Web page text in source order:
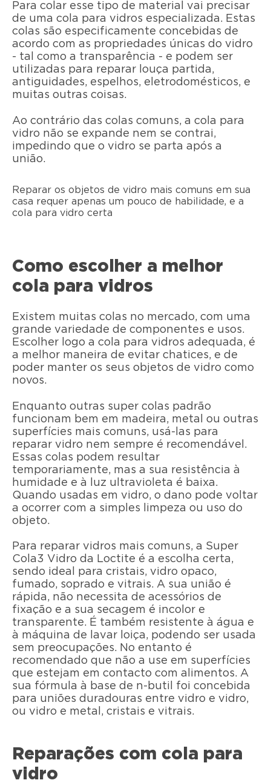
Para colar esse tipo de material vai precisar
de uma cola para vidros especializada. Estas
colas são especificamente concebidas de
acordo com as propriedades únicas do vidro
- tal como a transparência - e podem ser
utilizadas para reparar louça partida,
antiguidades, espelhos, eletrodomésticos, e
muitas outras coisas.
Ao contrário das colas comuns, a cola para
vidro não se expande nem se contrai,
impedindo que o vidro se parta após a
união.
Reparar os objetos de vidro mais comuns em sua
casa requer apenas um pouco de habilidade, e a
cola para vidro certa
Como escolher a melhor
cola para vidros
Existem muitas colas no mercado, com uma
grande variedade de componentes e usos.
Escolher logo a cola para vidros adequada, é
a melhor maneira de evitar chatices, e de
poder manter os seus objetos de vidro como
novos.
Enquanto outras super colas padrão
funcionam bem em madeira, metal ou outras
superfícies mais comuns, usá-las para
reparar vidro nem sempre é recomendável.
Essas colas podem resultar
temporariamente, mas a sua resistência à
humidade e à luz ultravioleta é baixa.
Quando usadas em vidro, o dano pode voltar
a ocorrer com a simples limpeza ou uso do
objeto.
Para reparar vidros mais comuns, a Super
Cola3 Vidro da Loctite é a escolha certa,
sendo ideal para cristais, vidro opaco,
fumado, soprado e vitrais. A sua união é
rápida, não necessita de acessórios de
fixação e a sua secagem é incolor e
transparente. É também resistente à água e
à máquina de lavar loiça, podendo ser usada
sem preocupações. No entanto é
recomendado que não a use em superfícies
que estejam em contacto com alimentos. A
sua fórmula à base de n-butil foi concebida
para uniões duradouras entre vidro e vidro,
ou vidro e metal, cristais e vitrais.
Reparações com cola para
vidro